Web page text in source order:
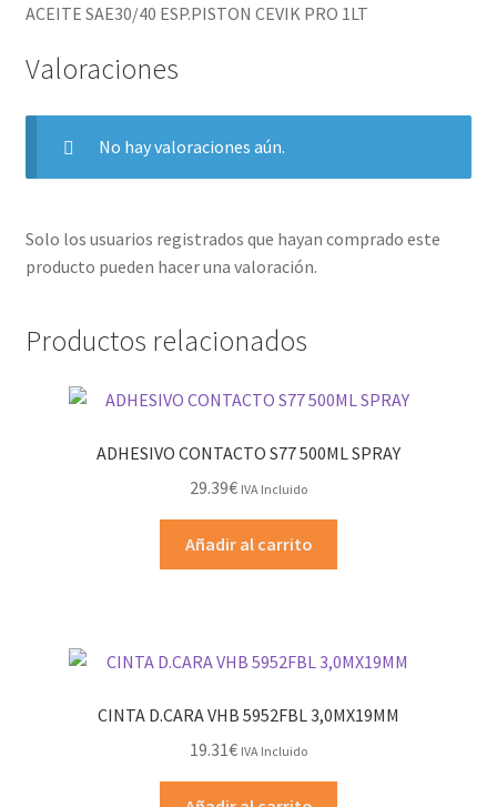
ACEITE SAE30/40 ESP.PISTON CEVIK PRO 1LT
Valoraciones
No hay valoraciones aún.
Solo los usuarios registrados que hayan comprado este
producto pueden hacer una valoración.
Productos relacionados
ADHESIVO CONTACTO S77 500ML SPRAY
29.39€ IVA Incluido
Añadir al carrito
CINTA D.CARA VHB 5952FBL 3,0MX19MM
19.31€ IVA Incluido